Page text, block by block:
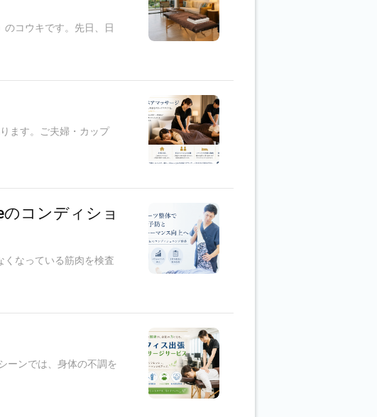
コウキです。先日、日
ます。ご夫婦・カップ
コンディショ
なっている筋肉を検査
ーンでは、身体の不調を